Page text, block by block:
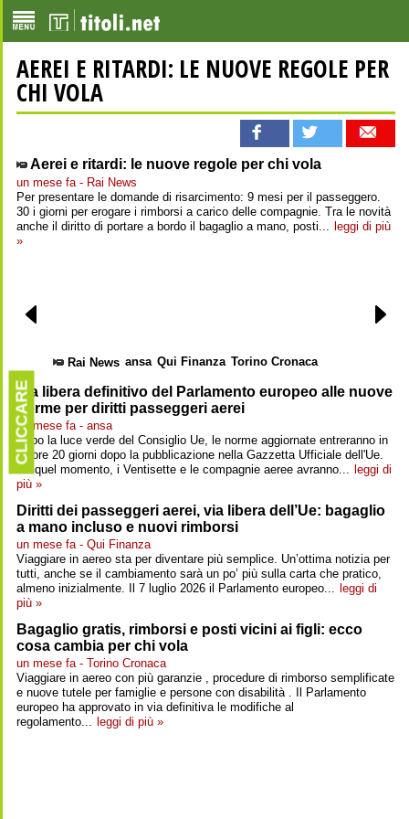
AEREI E RITARDI: LE NUOVE REGOLE PER
CHI VOLA
Aerei e ritardi: le nuove regole per chi vola
un mese fa - Rai News
Per presentare le domande di risarcimento: 9 mesi per il passeggero.
30 i giorni per erogare i rimborsi a carico delle compagnie. Tra le novità
anche il diritto di portare a bordo il bagaglio a mano, posti... leggi di più
»
Rai News ansa Qui Finanza Torino Cronaca
Via libera definitivo del Parlamento europeo alle nuove
norme per diritti passeggeri aerei
un mese fa - ansa
Dopo la luce verde del Consiglio Ue, le norme aggiornate entreranno in
vigore 20 giorni dopo la pubblicazione nella Gazzetta Ufficiale dell'Ue.
Da quel momento, i Ventisette e le compagnie aeree avranno... leggi di
più »
Diritti dei passeggeri aerei, via libera dell’Ue: bagaglio
a mano incluso e nuovi rimborsi
un mese fa - Qui Finanza
Viaggiare in aereo sta per diventare più semplice. Un’ottima notizia per
tutti, anche se il cambiamento sarà un po’ più sulla carta che pratico,
almeno inizialmente. Il 7 luglio 2026 il Parlamento europeo... leggi di
più »
Bagaglio gratis, rimborsi e posti vicini ai figli: ecco
cosa cambia per chi vola
un mese fa - Torino Cronaca
Viaggiare in aereo con più garanzie , procedure di rimborso semplificate
e nuove tutele per famiglie e persone con disabilità . Il Parlamento
europeo ha approvato in via definitiva le modifiche al
regolamento... leggi di più »
CLICCARE